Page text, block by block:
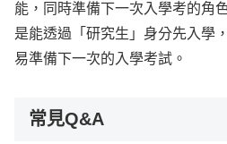
能，同時準備下一次入學考的角
是能透過「研究生」身分先入學
易準備下一次的入學考試。
常見Q&A